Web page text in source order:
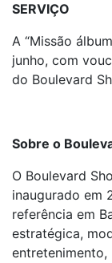
SERVIÇO
A “Missão
junho, com
do Boulevard
Sobre o
O Boulevard
inaugurado em
referência em
estratégica,
entretenimento,